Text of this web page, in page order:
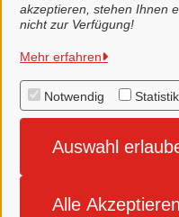
akzeptieren, stehen Ihnen
nicht zur Verfügung!
Mehr erfahren
Notwendig Statistik
Auswahl
Alle Akzeptieren
Stadt Lingen
Impressum